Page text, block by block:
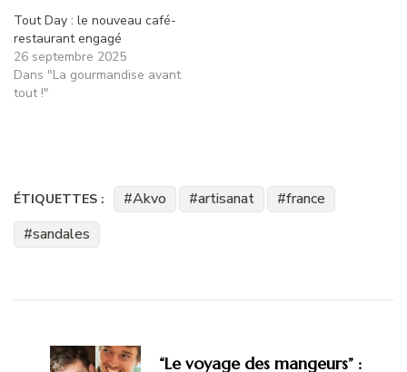
Tout Day : le nouveau café-
restaurant engagé
26 septembre 2025
Dans "La gourmandise avant
tout !"
ÉTIQUETTES : Akvo artisanat
france
sandales
d'article
“Le voyage des mangeurs” :